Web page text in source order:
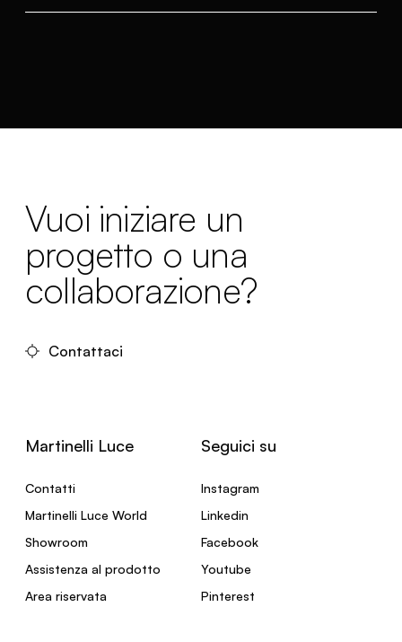
Vuoi iniziare un
progetto o una
collaborazione?
Contattaci
Martinelli Luce
Contatti
Martinelli Luce World
Showroom
Assistenza al prodotto
Area riservata
Seguici su
Instagram
Linkedin
Facebook
Youtube
Pinterest